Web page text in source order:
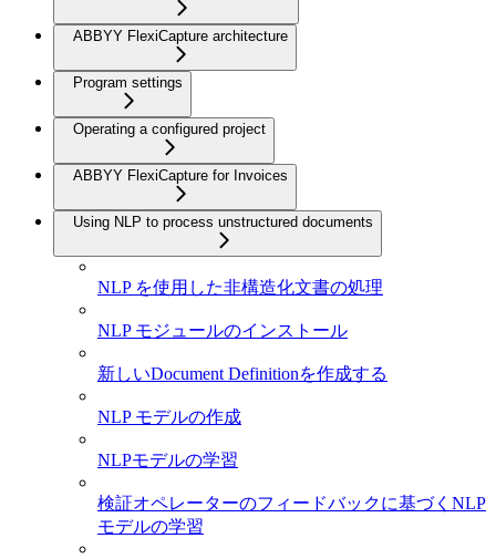
ABBYY FlexiCapture architecture
Program settings
Operating a configured project
ABBYY FlexiCapture for Invoices
Using NLP to process unstructured documents
NLP を使用した非構造化文書の処理
NLP モジュールのインストール
新しいDocument Definitionを作成する
NLP モデルの作成
NLPモデルの学習
検証オペレーターのフィードバックに基づくNLP
モデルの学習